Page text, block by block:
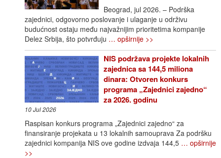
Beograd, jul 2026. – Podrška
zajednici, odgovorno poslovanje i ulaganje u održivu
budućnost ostaju među najvažnijim prioritetima kompanije
Delez Srbija, što potvrđuju … opširnije >>
NIS podržava projekte lokalnih
zajednica sa 144,5 miliona
dinara: Otvoren konkurs
programa „Zajednici zajedno“
za 2026. godinu
10 Jul 2026
Raspisan konkurs programa „Zajednici zajedno“ za
finansiranje projekata u 13 lokalnih samouprava Za podršku
zajednici kompanija NIS ove godine izdvaja 144,5 … opširnije
>>